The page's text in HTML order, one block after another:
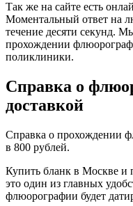
Так же на сайте есть
Моментальный ответ на
течение десяти секунд.
прохождении
поликлиники.
Справка о
доставкой
Справка о прохождении
в 800 рублей.
Купить бланк в Москве и
это один из главных
флюорографии будет